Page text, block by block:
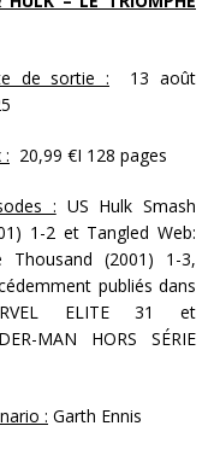
de sortie : 13 août
: 20,99 €I 128 pages
: US Hulk Smash
1-2 et Tangled Web:
Thousand (2001) 1-3,
publiés dans
ELITE 31 et
MAN HORS SÉRIE
: Garth Ennis